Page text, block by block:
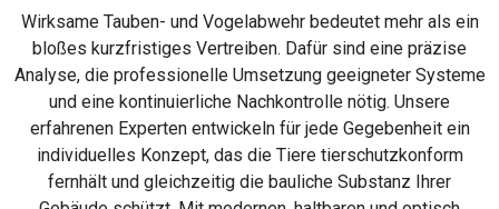
Wirksame Tauben- und Vogelabwehr bedeutet mehr als ein
bloßes kurzfristiges Vertreiben. Dafür sind eine präzise
Analyse, die professionelle Umsetzung geeigneter Systeme
und eine kontinuierliche Nachkontrolle nötig. Unsere
erfahrenen Experten entwickeln für jede Gegebenheit ein
individuelles Konzept, das die Tiere tierschutzkonform
fernhält und gleichzeitig die bauliche Substanz Ihrer